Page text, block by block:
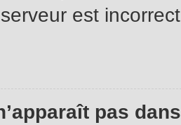
serveur est
pas